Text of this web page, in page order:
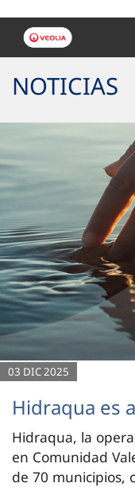
NOTICIAS
03 DIC 2025
Hidraqua es
Hidraqua, la
en Comunidad
de 70 municipios,